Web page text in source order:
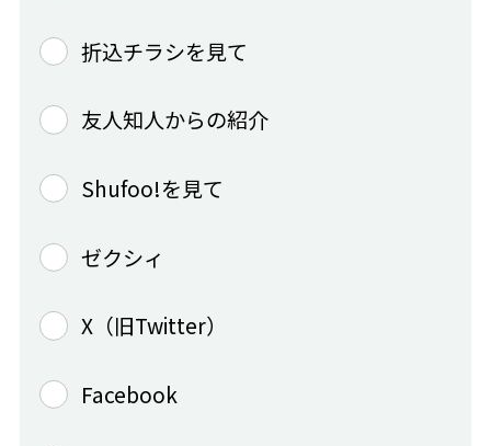
折込チラシを見て
友人知人からの紹介
Shufoo!を見て
ゼクシィ
X（旧Twitter）
Facebook